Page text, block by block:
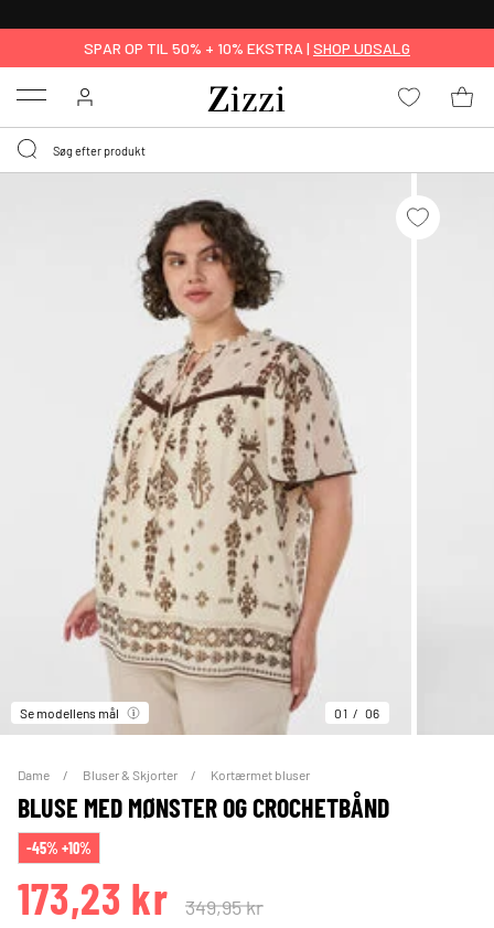
SPAR OP TIL 50% + 10% EKSTRA | SHOP UDSALG
Menu
Se modellens mål 01 06
Dame Bluser & Skjorter Kortærmet bluser
BLUSE MED MØNSTER OG CROCHETBÅND
-45% +10%
173,23 kr 349,95 kr